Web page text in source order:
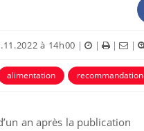
à 14h00 | | | |
alimentation recommandation
an après la publication
Youtube prévenir